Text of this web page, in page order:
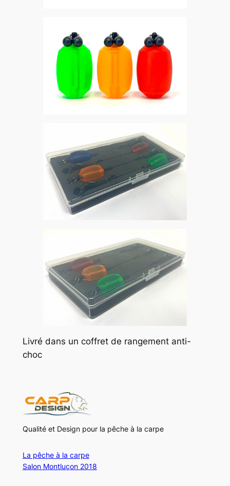
Livré dans un coffret de rangement anti-
choc
Qualité et Design pour la pêche à la carpe
La pêche à la carpe
Salon Montluçon 2018